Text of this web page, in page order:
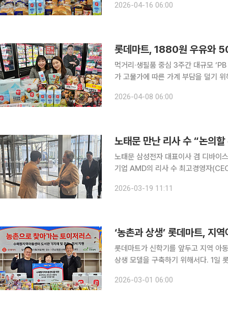
고 16일 밝혔다. 해당 제품은 롯데중
2026-04-16 06:00
롯데마트, 1880원 우유와
먹거리·생필품 중심 3주간 대규모 ‘PB
가 고물가에 따른 가계 부담을 덜기
인 ‘오늘좋은’과 ‘요리하다’ 상품을
2026-04-08 06:00
노태문 만난 리사 수 “논의
노태문 삼성전자 대표이사 겸 디바이
기업 AMD의 리사 수 최고경영자(CEO)와 회동했다. 수 CEO는 이
했다. 이어 삼성과 인공지능(AI) PC
2026-03-19 11:11
‘농촌과 상생’ 롯데마트, 지
롯데마트가 신학기를 앞두고 지역 아
상생 모델을 구축하기 위해서다. 1일 롯데마트는 "지난 26일 희망친구 기아대책과 함께 전남 영광
'찾아가는 토이저러스'는 취약계층 아
2026-03-01 06:00